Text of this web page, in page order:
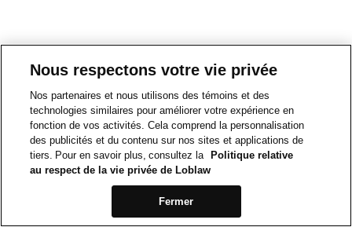
Nous respectons votre vie privée
Nos partenaires et nous utilisons des témoins et des
technologies similaires pour améliorer votre expérience en
fonction de vos activités. Cela comprend la personnalisation
des publicités et du contenu sur nos sites et applications de
tiers. Pour en savoir plus, consultez la
Politique relative
au respect de la vie privée de Loblaw
Fermer